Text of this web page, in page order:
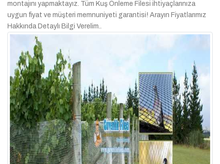
montajını yapmaktayız. Tüm Kuş Önleme Filesi ihtiyaçlarınıza
uygun fiyat ve müşteri memnuniyeti garantisi! Arayın Fiyatlarımız
Hakkında Detaylı Bilgi Verelim..